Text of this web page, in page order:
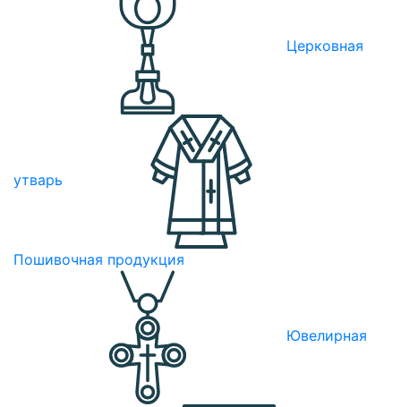
Церковная
утварь
Пошивочная продукция
Ювелирная